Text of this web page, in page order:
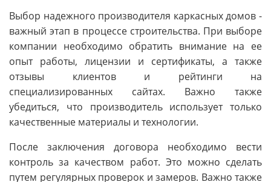
Выбор надежного производителя каркасных домов -
важный этап в процессе строительства. При выборе
компании необходимо обратить внимание на ее
опыт работы, лицензии и сертификаты, а также
отзывы клиентов и рейтинги на
специализированных сайтах. Важно также
убедиться, что производитель использует только
качественные материалы и технологии.
После заключения договора необходимо вести
контроль за качеством работ. Это можно сделать
путем регулярных проверок и замеров. Важно также